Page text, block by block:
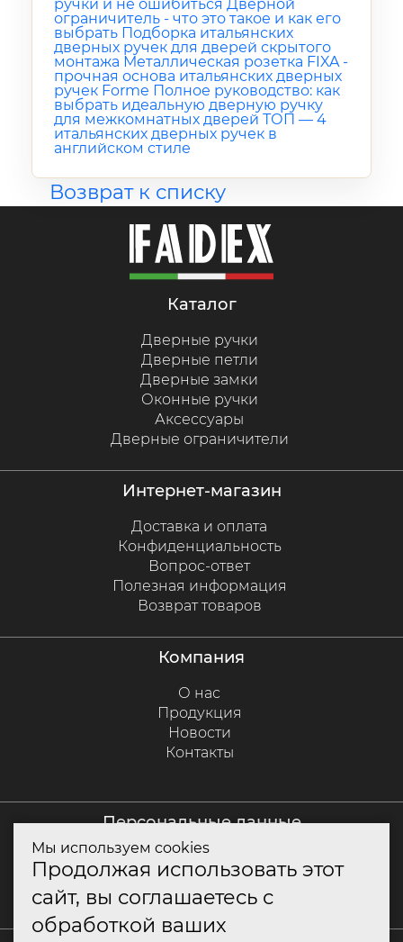
ручки и не ошибиться Дверной
ограничитель - что это такое и как его
выбрать Подборка итальянских
дверных ручек для дверей скрытого
монтажа Металлическая розетка FIXA -
прочная основа итальянских дверных
ручек Forme Полное руководство: как
выбрать идеальную дверную ручку
для межкомнатных дверей ТОП — 4
итальянских дверных ручек в
английском стиле
Возврат к списку
каталог
Дверные ручки
Дверные петли
Дверные замки
Оконные ручки
Аксессуары
Дверные ограничители
интернет-магазин
Доставка и оплата
Конфиденциальность
Вопрос-ответ
Полезная информация
Возврат товаров
компания
О нас
Продукция
Новости
Контакты
персональные данные
Политика куки
Политика конфиденциальности
Согласие на обработку персональных данных
Мы используем cookies
Продолжая использовать этот
сайт, вы соглашаетесь с
обработкой ваших